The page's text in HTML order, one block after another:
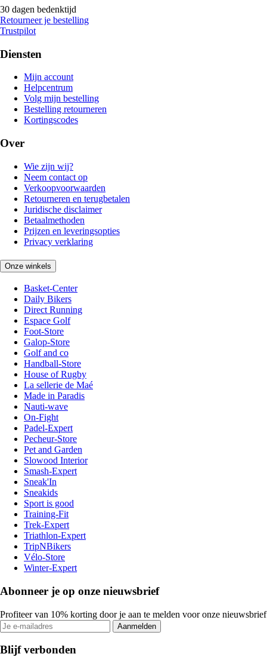
30 dagen bedenktijd
Retourneer je bestelling
Trustpilot
Diensten
Mijn account
Helpcentrum
Volg mijn bestelling
Bestelling retourneren
Kortingscodes
Over
Wie zijn wij?
Neem contact op
Verkoopvoorwaarden
Retourneren en terugbetalen
Juridische disclaimer
Betaalmethoden
Prijzen en leveringsopties
Privacy verklaring
Onze winkels
Basket-Center
Daily Bikers
Direct Running
Espace Golf
Foot-Store
Galop-Store
Golf and co
Handball-Store
House of Rugby
La sellerie de Maé
Made in Paradis
Nauti-wave
On-Fight
Padel-Expert
Pecheur-Store
Pet and Garden
Slowood Interior
Smash-Expert
Sneak'In
Sneakids
Sport is good
Training-Fit
Trek-Expert
Triathlon-Expert
TripNBikers
Vélo-Store
Winter-Expert
Abonneer je op onze nieuwsbrief
Profiteer van 10% korting door je aan te melden voor onze nieuwsbrief
Aanmelden
Blijf verbonden